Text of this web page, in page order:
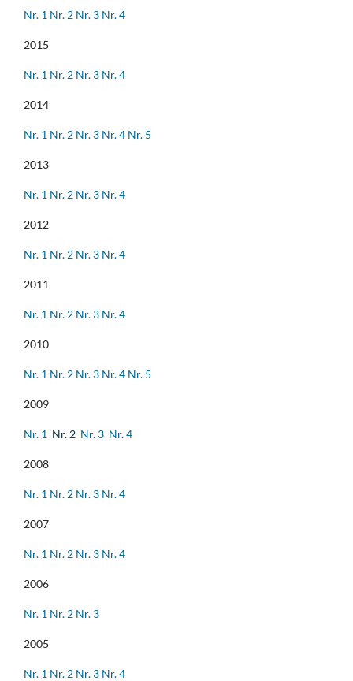
Nr. 1 Nr. 2 Nr. 3 Nr. 4
2015
Nr. 1 Nr. 2 Nr. 3 Nr. 4
2014
Nr. 1 Nr. 2 Nr. 3 Nr. 4 Nr. 5
2013
Nr. 1 Nr. 2 Nr. 3 Nr. 4
2012
Nr. 1 Nr. 2 Nr. 3 Nr. 4
2011
Nr. 1 Nr. 2 Nr. 3 Nr. 4
2010
Nr. 1 Nr. 2 Nr. 3 Nr. 4 Nr. 5
2009
Nr. 1 Nr. 2 Nr. 3 Nr. 4
2008
Nr. 1 Nr. 2 Nr. 3 Nr. 4
2007
Nr. 1 Nr. 2 Nr. 3 Nr. 4
2006
Nr. 1 Nr. 2 Nr. 3
2005
Nr. 1 Nr. 2 Nr. 3 Nr. 4